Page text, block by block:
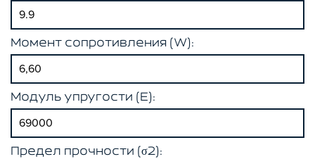
Момент сопротивления (W):
Модуль упругости (E):
Предел прочности (σ2):